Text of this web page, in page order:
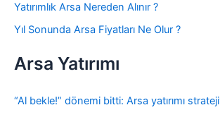
Yatırımlık Arsa Nereden Alınır ?
Yıl Sonunda Arsa Fiyatları Ne Olur ?
Arsa Yatırımı
“Al bekle!” dönemi bitti: Arsa yatırımı